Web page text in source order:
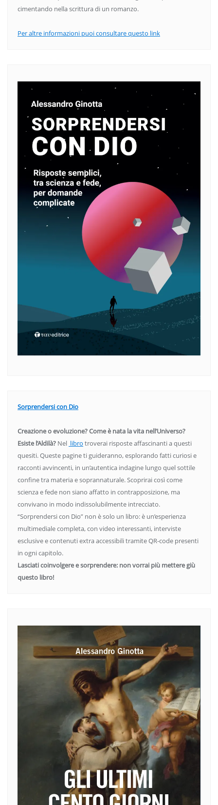
cimentando nella scrittura di un romanzo.
Per altre informazioni puoi consultare questo link
Sorprendersi con Dio
Creazione o evoluzione? Come è nata la vita nell’Universo?
Esiste l’Aldilà? Nel libro troverai risposte affascinanti a questi
quesiti. Queste pagine ti guideranno, esplorando fatti curiosi e
racconti avvincenti, in un’autentica indagine lungo quel sottile
confine tra materia e soprannaturale. Scoprirai così come
scienza e fede non siano affatto in contrapposizione, ma
convivano in modo indissolubilmente intrecciato.
“Sorprendersi con Dio” non è solo un libro: è un’esperienza
multimediale completa, con video interessanti, interviste
esclusive e contenuti extra accessibili tramite QR-code presenti
in ogni capitolo.
Lasciati coinvolgere e sorprendere: non vorrai più mettere giù
questo libro!